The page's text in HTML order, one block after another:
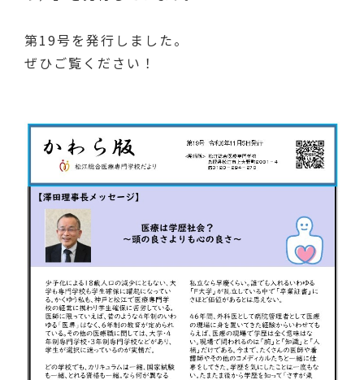
第19号を発行しました。
ぜひご覧ください！